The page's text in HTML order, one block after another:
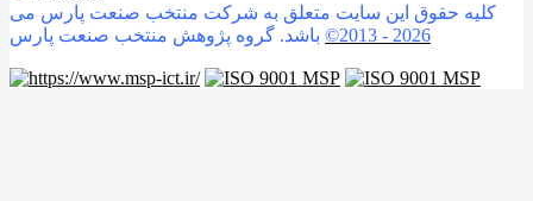
کلیه حقوق این سایت متعلق به شرکت منتخب صنعت پارس می
©2013 - 2026